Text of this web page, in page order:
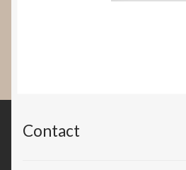
Contact